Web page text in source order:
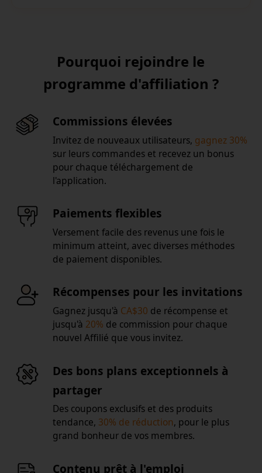
Pourquoi rejoindre le
programme d'affiliation ?
Commissions élevées
Invitez de nouveaux utilisateurs, gagnez 30%
sur leurs commandes et recevez un bonus
pour chaque téléchargement de
l'application.
Paiements flexibles
Versement facile des revenus une fois le
minimum atteint, avec diverses méthodes
de paiement disponibles.
Récompenses pour les invitations
Gagnez jusqu'à CA$30 de récompense et
jusqu'à 20% de commission pour chaque
nouvel Affilié que vous invitez.
Des bons plans exceptionnels à
partager
Des coupons exclusifs et des produits
tendance, 30% de réduction, pour le plus
grand bonheur de vos membres.
Contenu prêt à l'emploi